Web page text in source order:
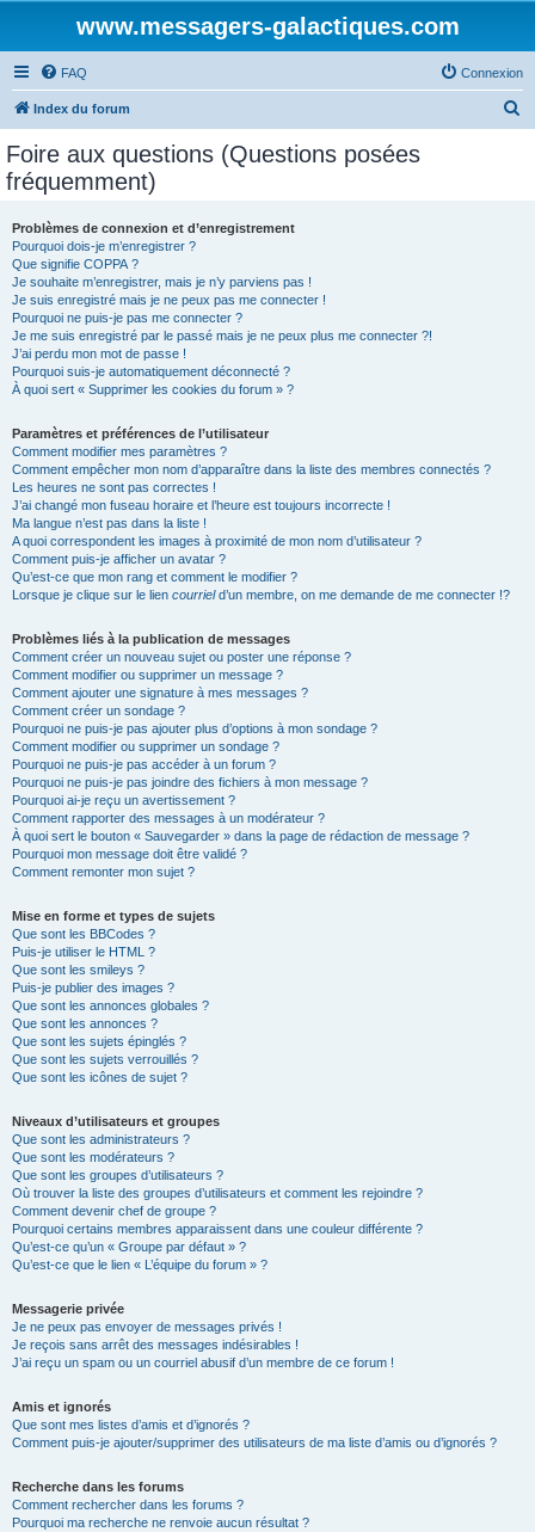
www.messagers-galactiques.com
FAQ Connexion
Index du forum
Foire aux questions (Questions posées
fréquemment)
Problèmes de connexion et d’enregistrement
Pourquoi dois-je m’enregistrer ?
Que signifie COPPA ?
Je souhaite m’enregistrer, mais je n’y parviens pas !
Je suis enregistré mais je ne peux pas me connecter !
Pourquoi ne puis-je pas me connecter ?
Je me suis enregistré par le passé mais je ne peux plus me connecter ?!
J’ai perdu mon mot de passe !
Pourquoi suis-je automatiquement déconnecté ?
À quoi sert « Supprimer les cookies du forum » ?
Paramètres et préférences de l’utilisateur
Comment modifier mes paramètres ?
Comment empêcher mon nom d’apparaître dans la liste des membres connectés ?
Les heures ne sont pas correctes !
J’ai changé mon fuseau horaire et l’heure est toujours incorrecte !
Ma langue n’est pas dans la liste !
A quoi correspondent les images à proximité de mon nom d’utilisateur ?
Comment puis-je afficher un avatar ?
Qu’est-ce que mon rang et comment le modifier ?
Lorsque je clique sur le lien courrield’un membre, on me demande de me connecter !?
Problèmes liés à la publication de messages
Comment créer un nouveau sujet ou poster une réponse ?
Comment modifier ou supprimer un message ?
Comment ajouter une signature à mes messages ?
Comment créer un sondage ?
Pourquoi ne puis-je pas ajouter plus d’options à mon sondage ?
Comment modifier ou supprimer un sondage ?
Pourquoi ne puis-je pas accéder à un forum ?
Pourquoi ne puis-je pas joindre des fichiers à mon message ?
Pourquoi ai-je reçu un avertissement ?
Comment rapporter des messages à un modérateur ?
À quoi sert le bouton « Sauvegarder » dans la page de rédaction de message ?
Pourquoi mon message doit être validé ?
Comment remonter mon sujet ?
Mise en forme et types de sujets
Que sont les BBCodes ?
Puis-je utiliser le HTML ?
Que sont les smileys ?
Puis-je publier des images ?
Que sont les annonces globales ?
Que sont les annonces ?
Que sont les sujets épinglés ?
Que sont les sujets verrouillés ?
Que sont les icônes de sujet ?
Niveaux d’utilisateurs et groupes
Que sont les administrateurs ?
Que sont les modérateurs ?
Que sont les groupes d’utilisateurs ?
Où trouver la liste des groupes d’utilisateurs et comment les rejoindre ?
Comment devenir chef de groupe ?
Pourquoi certains membres apparaissent dans une couleur différente ?
Qu’est-ce qu’un « Groupe par défaut » ?
Qu’est-ce que le lien « L’équipe du forum » ?
Messagerie privée
Je ne peux pas envoyer de messages privés !
Je reçois sans arrêt des messages indésirables !
J’ai reçu un spam ou un courriel abusif d’un membre de ce forum !
Amis et ignorés
Que sont mes listes d’amis et d’ignorés ?
Comment puis-je ajouter/supprimer des utilisateurs de ma liste d’amis ou d’ignorés ?
Recherche dans les forums
Comment rechercher dans les forums ?
Pourquoi ma recherche ne renvoie aucun résultat ?